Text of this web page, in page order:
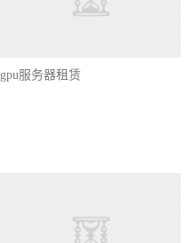
gpu服务器租赁